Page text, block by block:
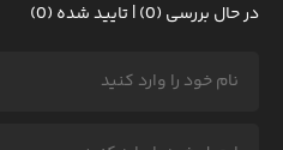
در حال بررسی (0) | تایید شده (0)